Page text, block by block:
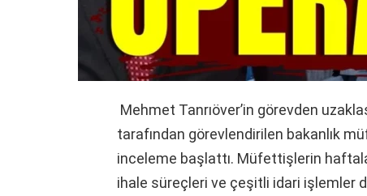
Mehmet Tanrıöver’in görevden
tarafından görevlendirilen bakanlık
inceleme başlattı. Müfettişlerin
ihale süreçleri ve çeşitli idari işlemler